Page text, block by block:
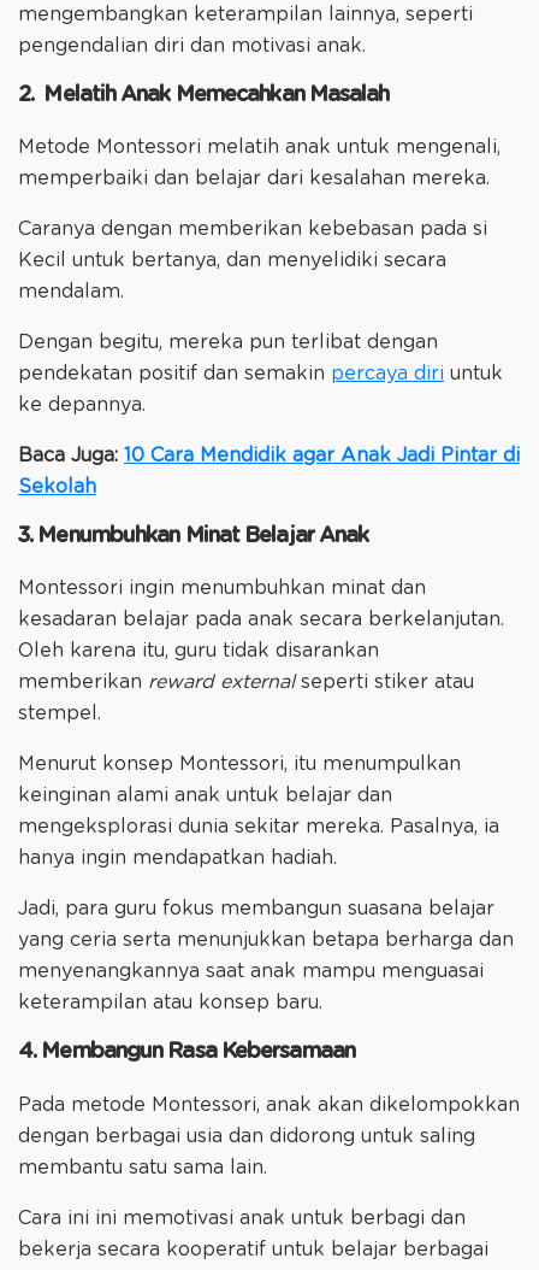
mengembangkan keterampilan lainnya, seperti
pengendalian diri dan motivasi anak.
2. Melatih Anak Memecahkan Masalah
Metode Montessori melatih anak untuk mengenali,
memperbaiki dan belajar dari kesalahan mereka.
Caranya dengan memberikan kebebasan pada si
Kecil untuk bertanya, dan menyelidiki secara
mendalam.
Dengan begitu, mereka pun terlibat dengan
pendekatan positif dan semakin percaya diri untuk
ke depannya.
Baca Juga: 10 Cara Mendidik agar Anak Jadi Pintar di
Sekolah
3. Menumbuhkan Minat Belajar Anak
Montessori ingin menumbuhkan minat dan
kesadaran belajar pada anak secara berkelanjutan.
Oleh karena itu, guru tidak disarankan
memberikan reward externalseperti stiker atau
stempel.
Menurut konsep Montessori, itu menumpulkan
keinginan alami anak untuk belajar dan
mengeksplorasi dunia sekitar mereka. Pasalnya, ia
hanya ingin mendapatkan hadiah.
Jadi, para guru fokus membangun suasana belajar
yang ceria serta menunjukkan betapa berharga dan
menyenangkannya saat anak mampu menguasai
keterampilan atau konsep baru.
4. Membangun Rasa Kebersamaan
Pada metode Montessori, anak akan dikelompokkan
dengan berbagai usia dan didorong untuk saling
membantu satu sama lain.
Cara ini ini memotivasi anak untuk berbagi dan
bekerja secara kooperatif untuk belajar berbagai